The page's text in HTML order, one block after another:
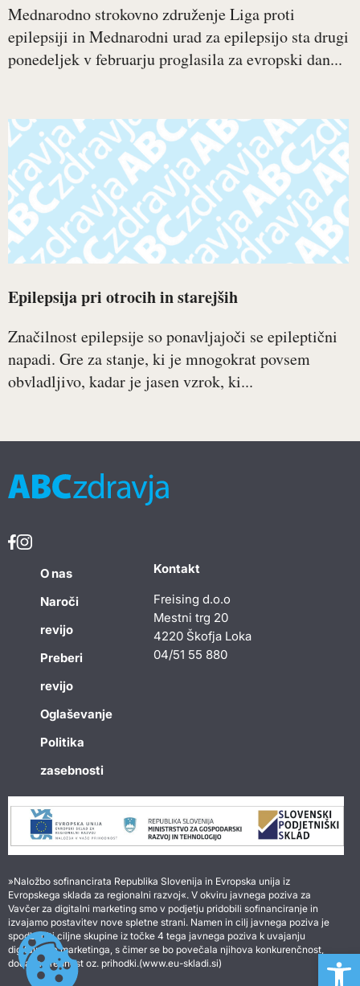
Mednarodno strokovno združenje Liga proti
epilepsiji in Mednarodni urad za epilepsijo sta drugi
ponedeljek v februarju proglasila za evropski dan...
Epilepsija pri otrocih in starejših
Značilnost epilepsije so ponavljajoči se epileptični
napadi. Gre za stanje, ki je mnogokrat povsem
obvladljivo, kadar je jasen vzrok, ki...
O nas
Naroči
revijo
Preberi
revijo
Oglaševanje
Politika
zasebnosti
Kontakt
Freising d.o.o
Mestni trg 20
4220 Škofja Loka
04/51 55 880
»Naložbo sofinancirata Republika Slovenija in Evropska unija iz
Evropskega sklada za regionalni razvoj«. V okviru javnega poziva za
Vavčer za digitalni marketing smo v podjetju pridobili sofinanciranje in
izvajamo postavitev nove spletne strani. Namen in cilj javnega poziva je
spodbuditi ciljne skupine iz točke 4 tega javnega poziva k uvajanju
digitalnega marketinga, s čimer se bo povečala njihova konkurenčnost,
dodana vrednost oz. prihodki.(www.eu-skladi.si)